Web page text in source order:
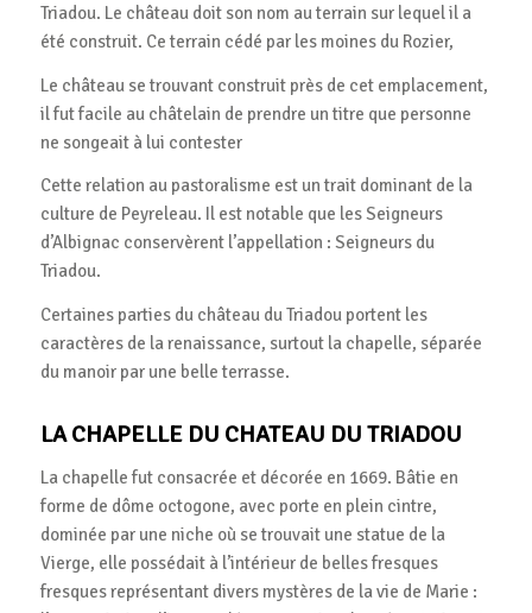
Triadou. Le château doit son nom au terrain sur lequel il a
été construit. Ce terrain cédé par les moines du Rozier,
Le château se trouvant construit près de cet emplacement,
il fut facile au châtelain de prendre un titre que personne
ne songeait à lui contester
Cette relation au pastoralisme est un trait dominant de la
culture de Peyreleau. Il est notable que les Seigneurs
d’Albignac conservèrent l’appellation : Seigneurs du
Triadou.
Certaines parties du château du Triadou portent les
caractères de la renaissance, surtout la chapelle, séparée
du manoir par une belle terrasse.
LA CHAPELLE DU CHATEAU DU TRIADOU
La chapelle fut consacrée et décorée en 1669. Bâtie en
forme de dôme octogone, avec porte en plein cintre,
dominée par une niche où se trouvait une statue de la
Vierge, elle possédait à l’intérieur de belles fresques
fresques représentant divers mystères de la vie de Marie :